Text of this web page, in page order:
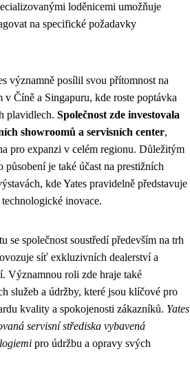
loděnicemi umožňuje
na specifické požadavky
významně posílil svou přítomnost na
v Číně a Singapuru, kde roste poptávka
plavidlech. Společnost zde investovala
showroomů a servisních center,
pro expanzi v celém regionu. Důležitým
působení je také účast na prestižních
kde Yates pravidelně představuje
inovace.
se společnost soustředí především na trh
síť exkluzivních dealerství a
Významnou roli zde hraje také
služeb a údržby, které jsou klíčové pro
kvality a spokojenosti zákazníků. Yates
servisní střediska vybavená
pro údržbu a opravy svých